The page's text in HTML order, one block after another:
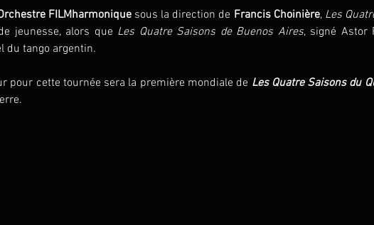
FILMharmonique sous la direction de Francis Choinière, Les
jeunesse, alors que Les Quatre Saisons de Buenos Aires, signé Astor
du tango argentin.
pour cette tournée sera la première mondiale de Les Quatre Saisons du